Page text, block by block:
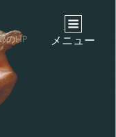
のHP メニュー